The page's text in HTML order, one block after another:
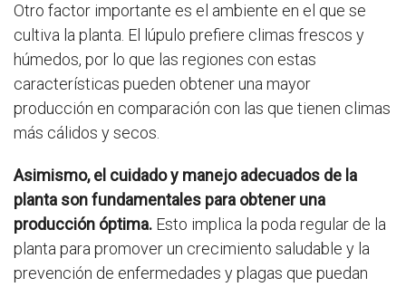
Otro factor importante es el ambiente en el que se
cultiva la planta. El lúpulo prefiere climas frescos y
húmedos, por lo que las regiones con estas
características pueden obtener una mayor
producción en comparación con las que tienen climas
más cálidos y secos.
Asimismo, el cuidado y manejo adecuados de la
planta son fundamentales para obtener una
producción óptima. Esto implica la poda regular de la
planta para promover un crecimiento saludable y la
prevención de enfermedades y plagas que puedan